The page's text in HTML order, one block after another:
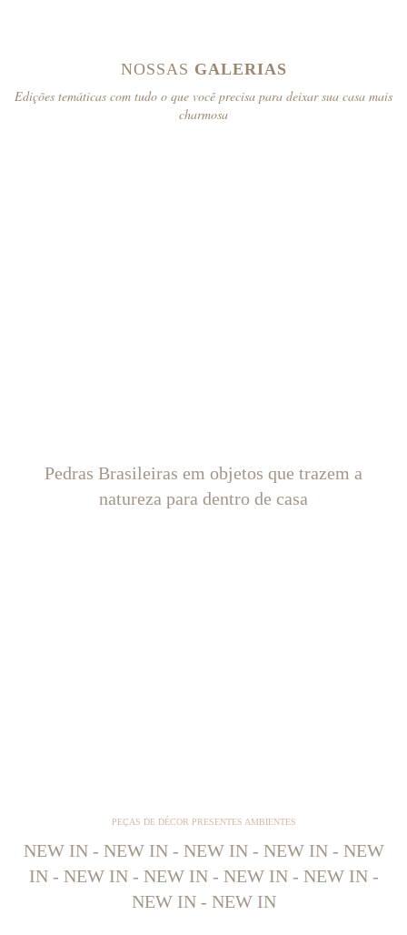
NOSSAS GALERIAS
Edições temáticas com tudo o que você precisa para deixar sua casa mais
charmosa
Pedras Brasileiras em objetos que trazem a
natureza para dentro de casa
PEÇAS DE DÉCOR PRESENTES AMBIENTES
NEW IN - NEW IN - NEW IN - NEW IN - NEW
IN - NEW IN - NEW IN - NEW IN - NEW IN -
NEW IN - NEW IN